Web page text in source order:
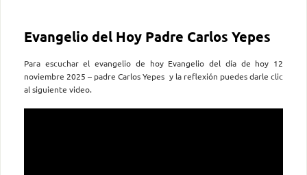
Evangelio del Hoy Padre Carlos Yepes
Para escuchar el evangelio de hoy Evangelio del día de hoy 12
noviembre 2025 – padre Carlos Yepes y la reflexión puedes darle clic
al siguiente video.